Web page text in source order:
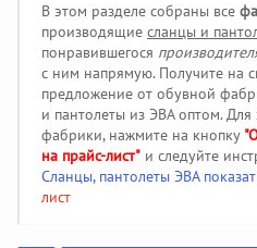
В этом разделе собраны все
производящие сланцы и
понравившегося
с ним напрямую. Получите на
предложение от обувной
и пантолеты из ЭВА оптом. Для
фабрики, нажмите на кнопку
на прайс-лист" и следуйте
Сланцы, пантолеты ЭВА
лист